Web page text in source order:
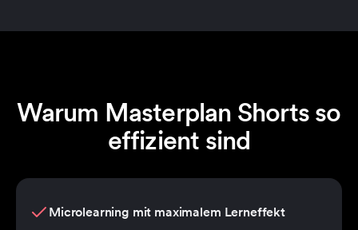
Warum Masterplan Shorts so
effizient sind
Microlearning mit maximalem Lerneffekt